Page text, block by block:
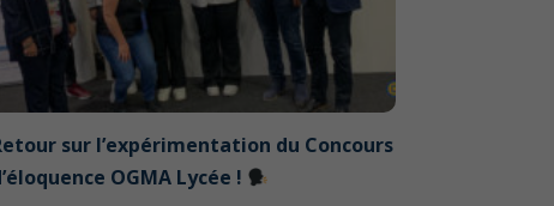
sur l’expérimentation du Concours
OGMA Lycée !